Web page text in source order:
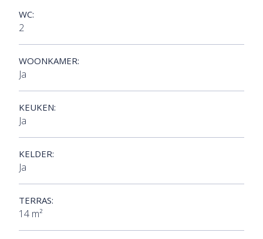
WC:
2
WOONKAMER:
Ja
KEUKEN:
Ja
KELDER:
Ja
TERRAS:
14 m²